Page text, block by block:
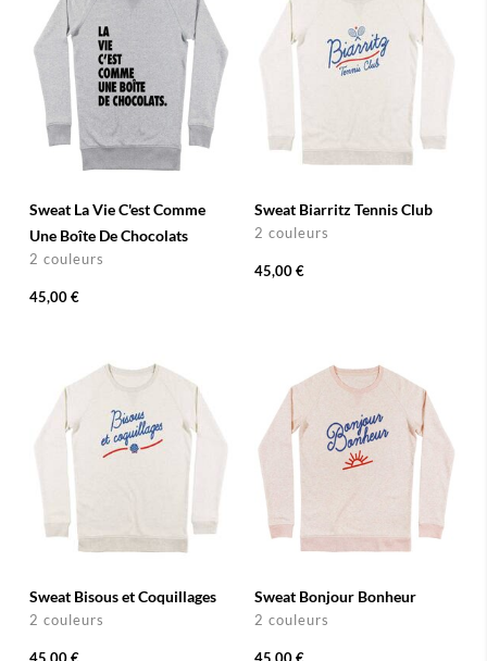
Sweat La Vie C'est Comme
Une Boîte De Chocolats
2 couleurs
45,00 €
Sweat Biarritz Tennis Club
2 couleurs
45,00 €
Sweat Bisous et Coquillages
2 couleurs
Sweat Bonjour Bonheur
2 couleurs